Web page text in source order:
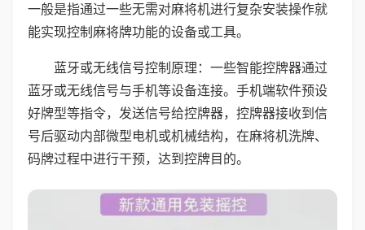
一般是指通过一些无需对麻将机进行复杂安装操作就
能实现控制麻将牌功能的设备或工具。
蓝牙或无线信号控制原理：一些智能控牌器通过
蓝牙或无线信号与手机等设备连接。手机端软件预设
好牌型等指令，发送信号给控牌器，控牌器接收到信
号后驱动内部微型电机或机械结构，在麻将机洗牌、
码牌过程中进行干预，达到控牌目的。